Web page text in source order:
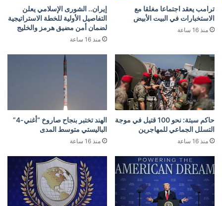
ترامب يعقد اجتماعا مغلقا مع
الاستخبارات في البيت الأبيض
منذ 16 ساعة
إيران.. الشورى الإسلامي يعلن
التفاصيل الأولية للخطة الاستراتيجية
لضمان أمن مضيق هرمز والخليج
منذ 16 ساعة
حاكم سبتة: نحو 100 قتيل في موجة
التسلل الجماعي للمهاجرين
منذ 16 ساعة
الهند تختبر بنجاح صاروخ “أغني-4”
الباليستي متوسط المدى
منذ 16 ساعة